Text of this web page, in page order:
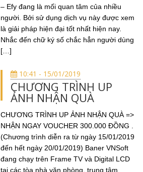
– Efy đang là mối quan tâm của nhiều
người. Bởi sử dụng dịch vụ này được xem
là giải pháp hiện đại tốt nhất hiện nay.
Nhắc đến chữ ký số chắc hẳn người dùng
[…]
10:41 - 15/01/2019
CHƯƠNG TRÌNH UP
ẢNH NHẬN QUÀ
CHƯƠNG TRÌNH UP ẢNH NHẬN QUÀ =>
NHẬN NGAY VOUCHER 300.000 ĐỒNG .
(Chương trình diễn ra từ ngày 15/01/2019
đến hết ngày 20/01/2019) Baner VNSoft
đang chạy trên Frame TV và Digital LCD
tại các tòa nhà văn phòng, trung tâm